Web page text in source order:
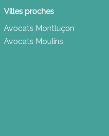
Villes proches
Avocats Montluçon
Avocats Moulins